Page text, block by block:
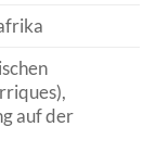
auf der